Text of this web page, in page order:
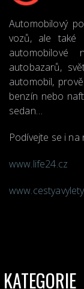
Automobilový
vozů, ale také
automobilové
autobazarů,
automobil,
benzín nebo
sedan…
Podívejte se i na
www.life24.cz
KATEGORIE